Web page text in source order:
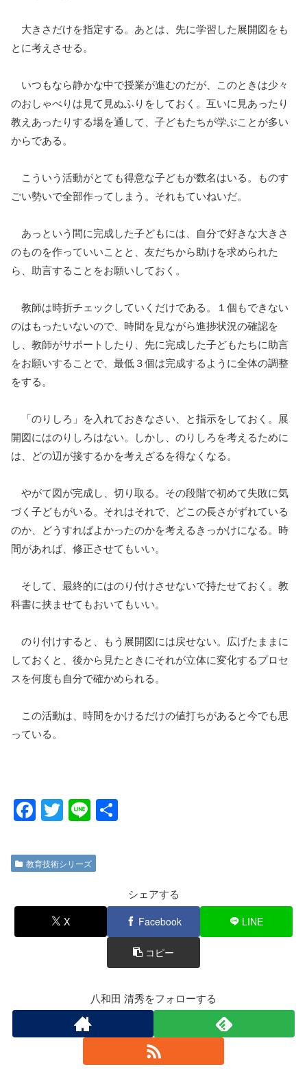
大きさだけを指定する。あとは、先に学習した展開図をも
とに考えさせる。
いつもなら静かな中で授業が進むのだが、このときは少々
のおしゃべりは見て見ぬふりをしておく。互いに見あったり
教えあったりする場を通して、子どもたちが学ぶことが多い
からである。
こういう活動がとても得意な子どもが数名はいる。ものす
ごい勢いで全部作ってしまう。それもていねいだ。
あっという間に完成した子どもには、自分で好きな大きさ
のものを作っていいことと、友だちから助けを求められた
ら、助言することをお願いしておく。
教師は時折チェックしていくだけである。１個もできない
のはもったいないので、時間を見ながら進捗状況の確認を
し、教師がサポートしたり、先に完成した子どもたちに助言
をお願いすることで、最低３個は完成するように全体の調整
をする。
「のりしろ」を入れておきなさい、と指示をしておく。展
開図にはのりしろはない。しかし、のりしろを考えるために
は、どの辺が接するかを考えざるを得なくなる。
やがて図が完成し、切り取る。その段階で初めて失敗に気
づく子どもがいる。それはそれで、どこの長さがずれている
のか、どうすればよかったのかを考えるきっかけになる。時
間があれば、修正させてもいい。
そして、最終的にはのり付けさせないで持たせておく。教
科書に挟ませてもおいてもいい。
のり付けすると、もう展開図には戻せない。広げたままに
しておくと、後から見たときにそれが立体に変化するプロセ
スを何度も自分で確かめられる。
この活動は、時間をかけるだけの値打ちがあると今でも思
っている。
F
c
e
b
o
T
tt
er
Li
e
教育技術シリーズ
シェアする
X Facebook LINE
コピー
八和田 清秀をフォローする